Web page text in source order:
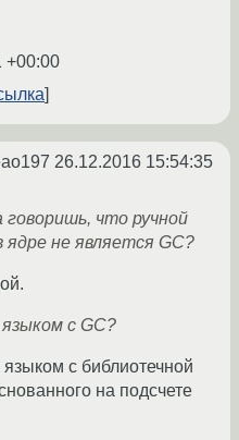
+00:00
26.12.2016 15:54:35
что ручной
ядре не является GC?
с GC?
с библиотечной
на подсчете